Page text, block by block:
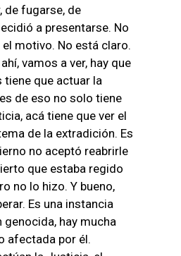
de fugarse, de
a presentarse. No
motivo. No está claro.
vamos a ver, hay que
que actuar la
de eso no solo tiene
acá tiene que ver el
de la extradición. Es
no aceptó reabrirle
que estaba regido
no lo hizo. Y bueno,
Es una instancia
genocida, hay mucha
afectada por él.